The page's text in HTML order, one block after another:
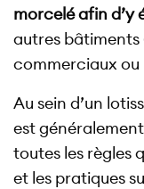
morcelé afin d’y
autres bâtiments
commerciaux ou
Au sein d’un
est
toutes les règles
et les pratiques